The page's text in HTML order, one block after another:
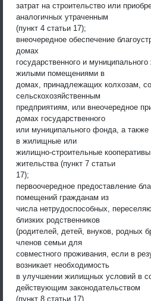
затрат на строительство или
аналогичных утраченным
(пункт 4 статьи 17);
внеочередное обеспечение
домах
государственного и
жилыми помещениями в
домах, принадлежащих колхозам,
сельскохозяйственным
предприятиям, или внеочередное
домах государственного
или муниципального фонда, а также
в жилищные или
жилищно-строительные
жительства (пункт 7 статьи
17);
первоочередное предоставление
помещений гражданам из
числа нетрудоспособных,
близких родственников
(родителей, детей, внуков, родных
членов семьи для
совместного проживания, если в
возникает необходимость
в улучшении жилищных условий в
действующим законодательством
(пункт 8 статьи 17).